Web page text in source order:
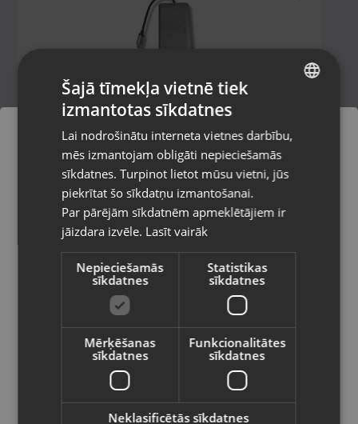
Deltaco USBC-HDMI19
Liepāja, Lielā iela 4
Stāvoklis Mazlietots (Garantija 12 mēneši)
44.00€
Flarx USB hub 40 cm
Pasūtījumi tiks piegādāti uz
izvēlēto valsti
Vietnes saturs būs attēlots izvēlētajā
valodā
Valsts
Latviešu / Latvian
RUSSIAN
Šajā tīmekļa vietnē tiek
izmantotas sīkdatnes
Lai nodrošinātu interneta vietnes darbību,
mēs izmantojam obligāti nepieciešamās
sīkdatnes. Turpinot lietot mūsu vietni, jūs
piekrītat šo sīkdatņu izmantošanai.
Par pārējām sīkdatnēm apmeklētājiem ir
jāizdara izvēle. Lasīt vairāk
Nepieciešamās
sīkdatnes
Statistikas
sīkdatnes
Mērķēšanas
sīkdatnes
Funkcionalitātes
sīkdatnes
Neklasificētās sīkdatnes